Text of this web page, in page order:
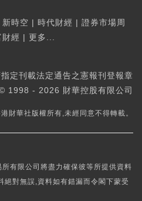
新時空 | 時代財經 | 證券市場周
財經 | 更多...
定刊載法定通告之憲報刊登報章
1998 - 2026 財華控股有限公司
財華社版權所有,未經同意不得轉載。
有限公司將盡力確保彼等所提供資料
絕對無誤,資料如有錯漏而令閣下蒙受